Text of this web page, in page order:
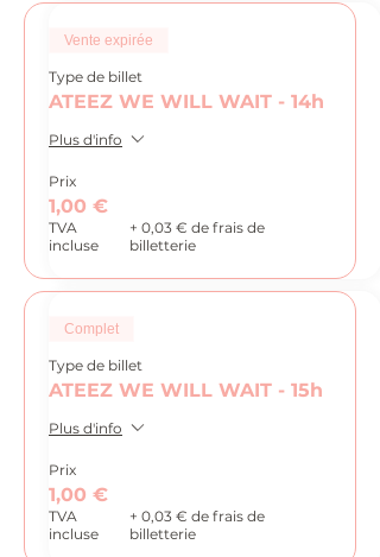
Vente expirée
Type de billet
ATEEZ WE WILL WAIT - 14h
Plus d'info
Prix
1,00 €
TVA
incluse
+ 0,03 € de frais de
billetterie
Complet
Type de billet
ATEEZ WE WILL WAIT - 15h
Plus d'info
Prix
1,00 €
TVA
incluse
+ 0,03 € de frais de
billetterie